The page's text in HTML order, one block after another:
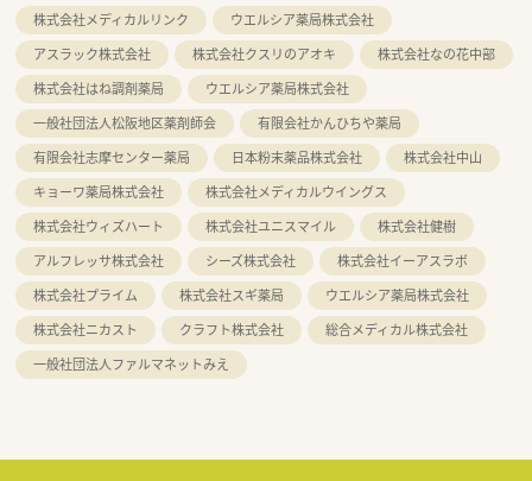
株式会社メディカルリンク
ウエルシア薬局株式会社
アスラック株式会社
株式会社クスリのアオキ
株式会社なの花中部
株式会社はね調剤薬局
ウエルシア薬局株式会社
一般社団法人松阪地区薬剤師会
有限会社かんひちや薬局
有限会社志摩センター薬局
日本粉末薬品株式会社
株式会社中山
キョーワ薬局株式会社
株式会社メディカルウイングス
株式会社ウィズハート
株式会社ユニスマイル
株式会社健樹
アルフレッサ株式会社
シーズ株式会社
株式会社イーアスラボ
株式会社プライム
株式会社スギ薬局
ウエルシア薬局株式会社
株式会社ニカスト
クラフト株式会社
総合メディカル株式会社
一般社団法人ファルマネットみえ